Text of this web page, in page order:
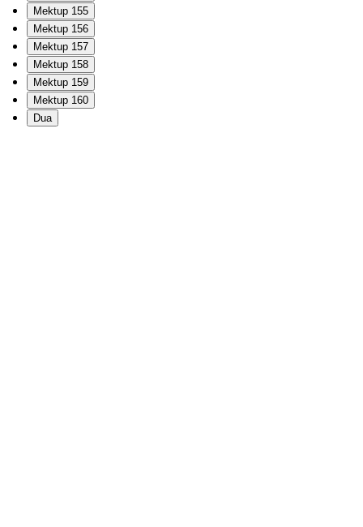
Mektup 155
Mektup 156
Mektup 157
Mektup 158
Mektup 159
Mektup 160
Dua